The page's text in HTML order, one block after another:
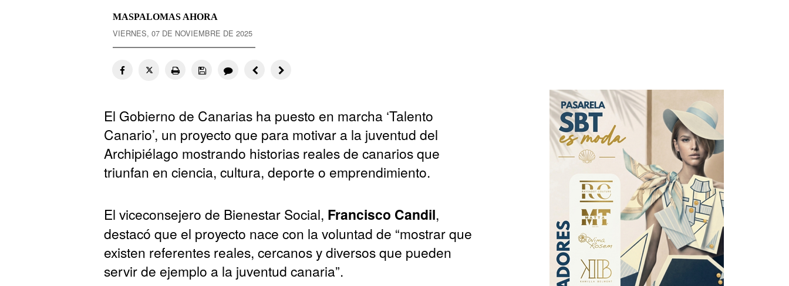
MASPALOMAS AHORA
VIERNES, 07 DE NOVIEMBRE DE 2025
El Gobierno de Canarias ha puesto en marcha ‘Talento
Canario’, un proyecto que para motivar a la juventud del
Archipiélago mostrando historias reales de canarios que
triunfan en ciencia, cultura, deporte o emprendimiento.
El viceconsejero de Bienestar Social, Francisco Candil,
destacó que el proyecto nace con la voluntad de “mostrar que
existen referentes reales, cercanos y diversos que pueden
servir de ejemplo a la juventud canaria”.